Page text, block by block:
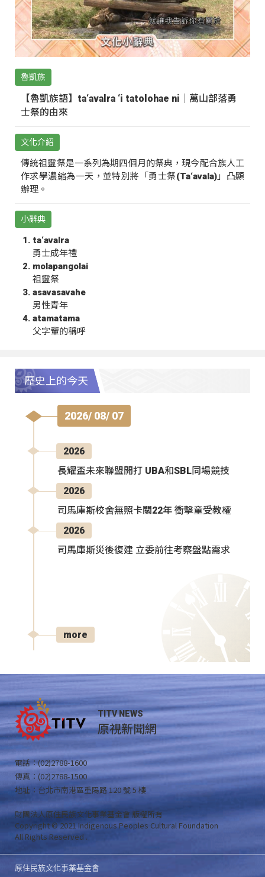
魯凱族
【魯凱族語】ta‘avalra ‘i tatolohae ni｜萬山部落勇
士祭的由來
文化介紹
傳統祖靈祭是一系列為期四個月的祭典，現今配合族人工
作求學濃縮為一天，並特別將「勇士祭(Ta‘avala)」凸顯
辦理。
小辭典
ta‘avalra
勇士成年禮
molapangolai
祖靈祭
asavasavahe
男性青年
atamatama
父字輩的稱呼
歷史上的今天
2026/ 08/ 07
2026
長耀盃未來聯盟開打 UBA和SBL同場競技
2026
司馬庫斯校舍無照卡關22年 衝擊童受教權
2026
司馬庫斯災後復建 立委前往考察盤點需求
more
TITV NEWS
原視新聞網
電話：(02)2788-1600
傳真：(02)2788-1500
地址：台北市南港區重陽路 120 號 5 樓
財團法人原住民族文化事業基金會 版權所有
Copyright © 2021 Indigenous Peoples Cultural Foundation
All Rights Reserved .
原住民族文化事業基金會